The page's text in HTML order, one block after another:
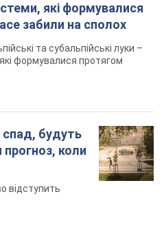
які формувалися
забили на сполох
та субальпійські луки –
які формувалися протягом
спад, будуть
коли
відступить